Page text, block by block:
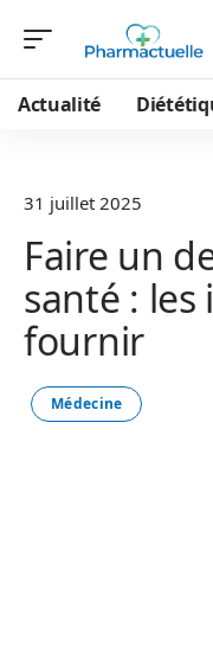
Actualité
31 juillet 2025
Faire un
santé :
fournir
Médecine